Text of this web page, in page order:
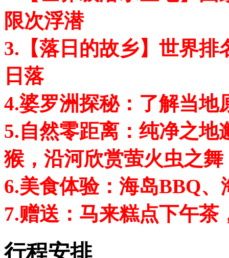
限次浮潜
3.【落日的故乡】世界
日落
4.婆罗洲探秘：了解当地
5.自然零距离：纯净之
猴，沿河欣赏萤火虫之舞
6.美食体验：海岛BBQ
7.赠送：马来糕点下午茶
行程安排